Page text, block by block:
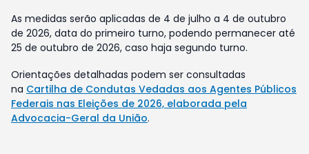
As medidas serão aplicadas de 4 de julho a 4 de outubro
de 2026, data do primeiro turno, podendo permanecer até
25 de outubro de 2026, caso haja segundo turno.
Orientações detalhadas podem ser consultadas
na Cartilha de Condutas Vedadas aos Agentes Públicos
Federais nas Eleições de 2026, elaborada pela
Advocacia-Geral da União.